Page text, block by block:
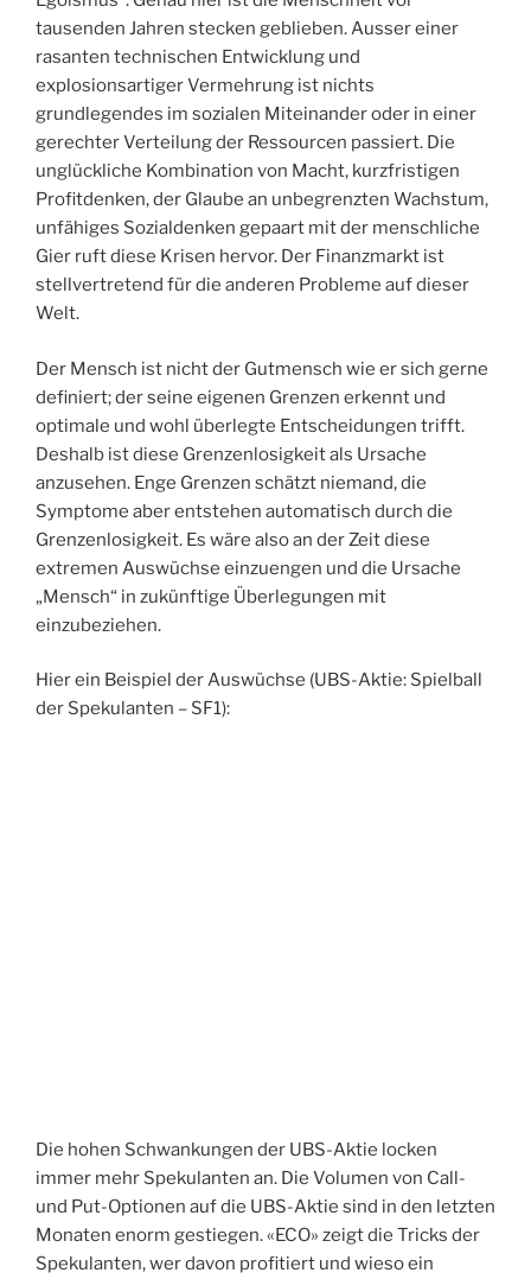
tausenden Jahren stecken geblieben. Ausser einer
rasanten technischen Entwicklung und
explosionsartiger Vermehrung ist nichts
grundlegendes im sozialen Miteinander oder in einer
gerechter Verteilung der Ressourcen passiert. Die
unglückliche Kombination von Macht, kurzfristigen
Profitdenken, der Glaube an unbegrenzten Wachstum,
unfähiges Sozialdenken gepaart mit der menschliche
Gier ruft diese Krisen hervor. Der Finanzmarkt ist
stellvertretend für die anderen Probleme auf dieser
Welt.
Der Mensch ist nicht der Gutmensch wie er sich gerne
definiert; der seine eigenen Grenzen erkennt und
optimale und wohl überlegte Entscheidungen trifft.
Deshalb ist diese Grenzenlosigkeit als Ursache
anzusehen. Enge Grenzen schätzt niemand, die
Symptome aber entstehen automatisch durch die
Grenzenlosigkeit. Es wäre also an der Zeit diese
extremen Auswüchse einzuengen und die Ursache
„Mensch“ in zukünftige Überlegungen mit
einzubeziehen.
Hier ein Beispiel der Auswüchse (UBS-Aktie: Spielball
der Spekulanten – SF1):
Die hohen Schwankungen der UBS-Aktie locken
immer mehr Spekulanten an. Die Volumen von Call-
und Put-Optionen auf die UBS-Aktie sind in den letzten
Monaten enorm gestiegen. «ECO» zeigt die Tricks der
Spekulanten, wer davon profitiert und wieso ein